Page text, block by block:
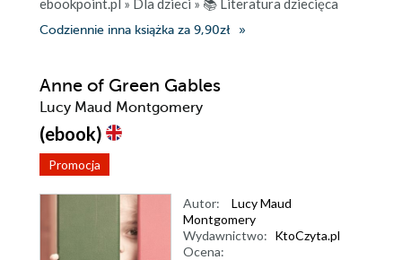
ebookpoint.pl » Dla dzieci » 📚 Literatura dziecięca
Codziennie inna książka za 9,90zł
Anne of Green Gables
Lucy Maud Montgomery
(ebook)
Promocja
Autor:
Lucy Maud
Montgomery
Wydawnictwo: KtoCzyta.pl
Ocena: